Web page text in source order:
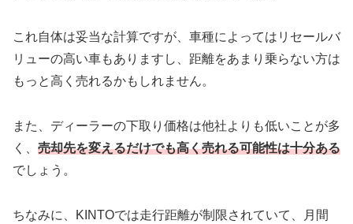
これ自体は妥当な計算ですが、車種によってはリセールバ
リューの高い車もありますし、距離をあまり乗らない方は
もっと高く売れるかもしれません。
また、ディーラーの下取り価格は他社よりも低いことが多
く、 売却先を変えるだけでも高く売れる可能性は十分ある
でしょう。
ちなみに、KINTOでは走行距離が制限されていて、月間